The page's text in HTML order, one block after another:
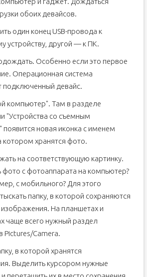
обоих девайсов.
один конец USB-провода к
устройству, другой — к ПК.
Особенно если это первое
Операционная система
подключенный девайс.
компьютер". Там в разделе
"Устройства со съемным
появится новая иконка с именем
котором хранятся фото.
на соответствующую картинку.
фото с фотоаппарата на компьютер?
с мобильного? Для этого
папку, в которой сохраняются
На планшетах и
чаще всего нужный раздел
Pictures/Camera.
в которой хранятся
Выделить курсором нужные